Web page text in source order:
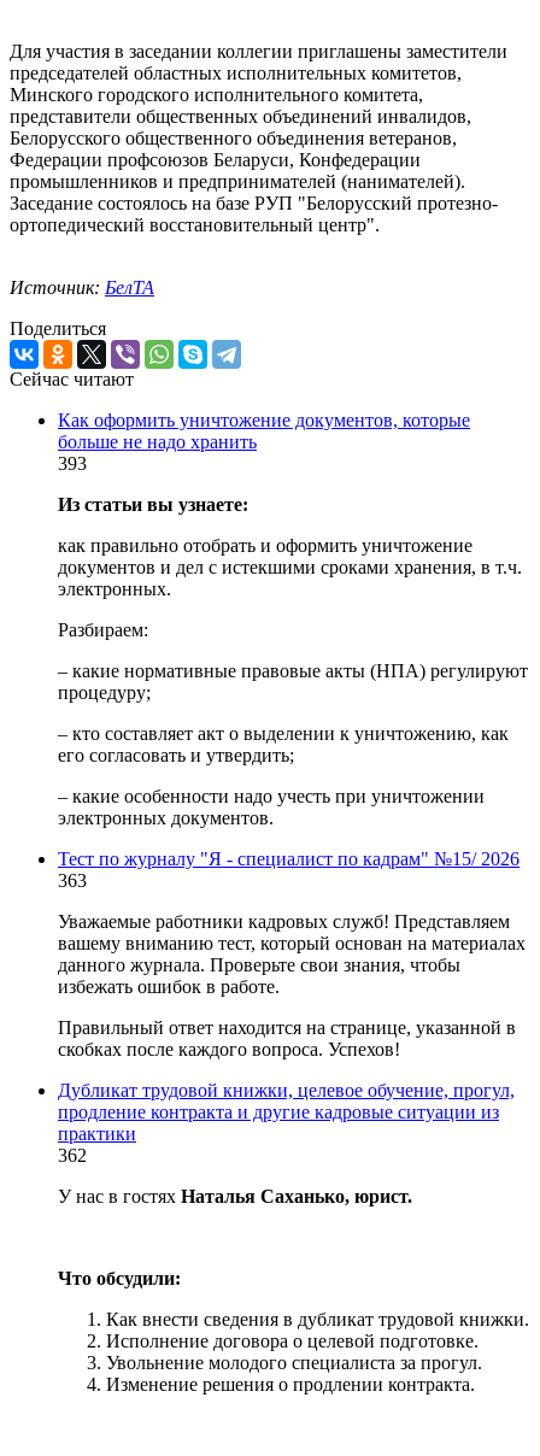
Для участия в заседании коллегии приглашены заместители
председателей областных исполнительных комитетов,
Минского городского исполнительного комитета,
представители общественных объединений инвалидов,
Белорусского общественного объединения ветеранов,
Федерации профсоюзов Беларуси, Конфедерации
промышленников и предпринимателей (нанимателей).
Заседание состоялось на базе РУП "Белорусский протезно-
ортопедический восстановительный центр".
Источник: БелТА
Поделиться
Сейчас читают
Как оформить уничтожение документов, которые
больше не надо хранить
393
Из статьи вы узнаете:
как правильно отобрать и оформить уничтожение
документов и дел с истекшими сроками хранения, в т.ч.
электронных.
Разбираем:
– какие нормативные правовые акты (НПА) регулируют
процедуру;
– кто составляет акт о выделении к уничтожению, как
его согласовать и утвердить;
– какие особенности надо учесть при уничтожении
электронных документов.
Тест по журналу "Я - специалист по кадрам" №15/ 2026
363
Уважаемые работники кадровых служб! Представляем
вашему вниманию тест, который основан на материалах
данного журнала. Проверьте свои знания, чтобы
избежать ошибок в работе.
Правильный ответ находится на странице, указанной в
скобках после каждого вопроса. Успехов!
Дубликат трудовой книжки, целевое обучение, прогул,
продление контракта и другие кадровые ситуации из
практики
362
У нас в гостях Наталья Саханько, юрист.
Что обсудили:
Как внести сведения в дубликат трудовой книжки.
Исполнение договора о целевой подготовке.
Увольнение молодого специалиста за прогул.
Изменение решения о продлении контракта.